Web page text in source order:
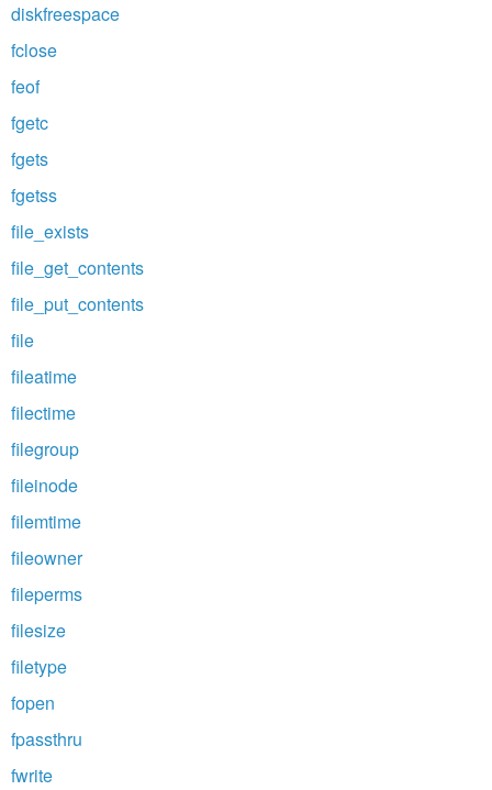
diskfreespace
fclose
feof
fgetc
fgets
fgetss
file_exists
file_get_contents
file_put_contents
file
fileatime
filectime
filegroup
fileinode
filemtime
fileowner
fileperms
filesize
filetype
fopen
fpassthru
fwrite